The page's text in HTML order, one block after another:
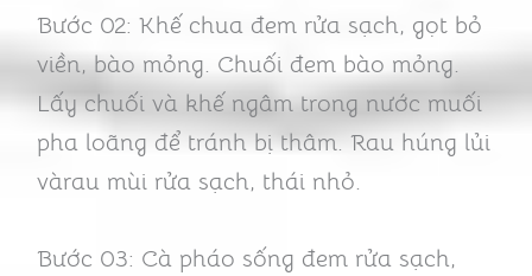
Bước 02: Khế chua đem rửa sạch, gọt bỏ
viền, bào mỏng. Chuối đem bào mỏng.
Lấy chuối và khế ngâm trong nước muối
pha loãng để tránh bị thâm. Rau húng lủi
vàrau mùi rửa sạch, thái nhỏ.
Bước 03: Cà pháo sống đem rửa sạch,